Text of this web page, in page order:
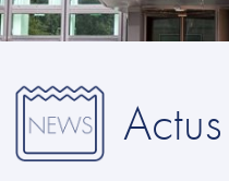
Actus